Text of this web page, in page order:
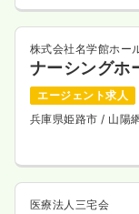
株式会社名学館ホー
ナーシングホ
エージェント求人
兵庫県姫路市/ 山陽
医療法人三宅会